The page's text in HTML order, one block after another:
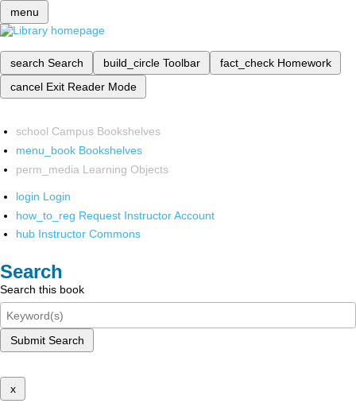
menu
search Search build_circle Toolbar fact_check Homework
cancel Exit Reader Mode
school Campus Bookshelves
menu_book Bookshelves
perm_media Learning Objects
login Login
how_to_reg Request Instructor Account
hub Instructor Commons
Search
Search this book
Submit Search
x